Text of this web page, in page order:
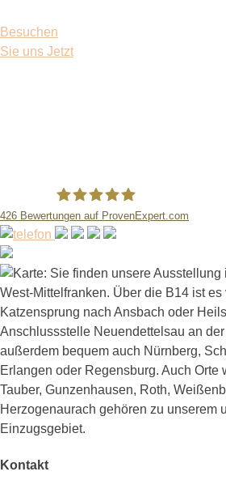
Besuchen
Sie uns Jetzt
Kutz KBH-Bauelemente GmbH
426 Bewertungen auf ProvenExpert.com
Kontakt